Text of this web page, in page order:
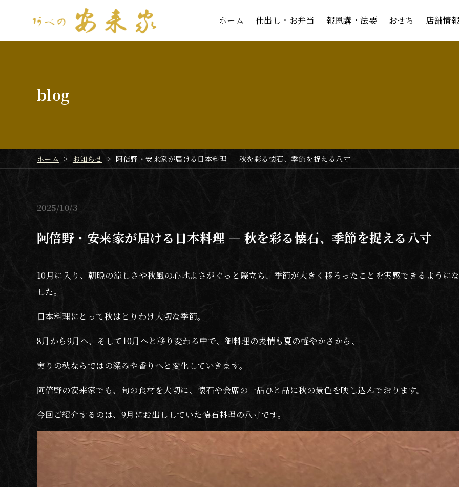
ホーム 仕出し・お弁当 報恩講・法要 おせち 店舗情
ホーム 仕出し・お弁当 報恩講・法要 おせち 店舗情
blog
ホーム > お知らせ > 阿倍野・安来家が届ける日本料理 ― 秋を彩る懐石、季節を捉える八寸
2025 10/3
阿倍野・安来家が届ける日本料理 ― 秋を彩る懐石、季節を捉える八寸
10月に入り、朝晩の涼しさや秋風の心地よさがぐっと際立ち、季節が大きく移ろったことを実感できるように
した。
日本料理にとって秋はとりわけ大切な季節。
8月から9月へ、そして10月へと移り変わる中で、御料理の表情も夏の軽やかさから、
実りの秋ならではの深みや香りへと変化していきます。
阿倍野の安来家でも、旬の食材を大切に、懐石や会席の一品ひと品に秋の景色を映し込んでおります。
今回ご紹介するのは、9月にお出ししていた懐石料理の八寸です。